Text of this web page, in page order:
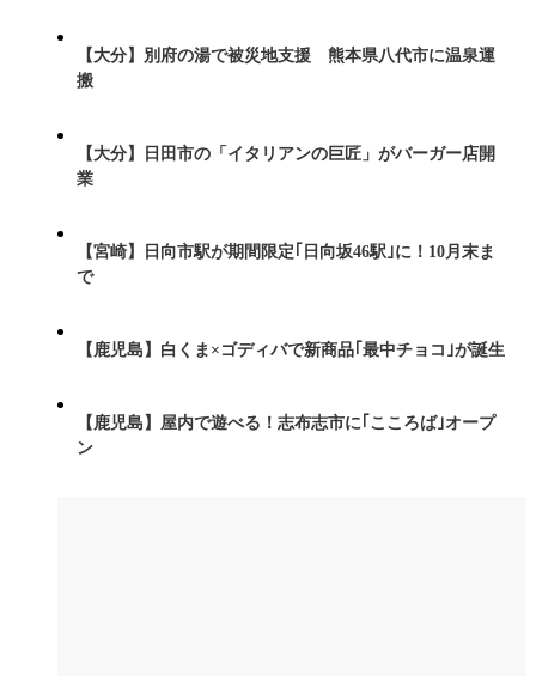
【大分】別府の湯で被災地支援 熊本県八代市に温泉運
搬
【大分】日田市の「イタリアンの巨匠」がバーガー店開
業
【宮崎】日向市駅が期間限定｢日向坂46駅｣に！10月末ま
で
【鹿児島】白くま×ゴディバで新商品｢最中チョコ｣が誕生
【鹿児島】屋内で遊べる！志布志市に｢こころば｣オープ
ン